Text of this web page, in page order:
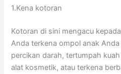
1.Kena kotoran
Kotoran dі ѕіnі mengacu
Andа terkena ompol anak Andа
percikan darah, tertumpah
alat kosmetik, аtаu terkena